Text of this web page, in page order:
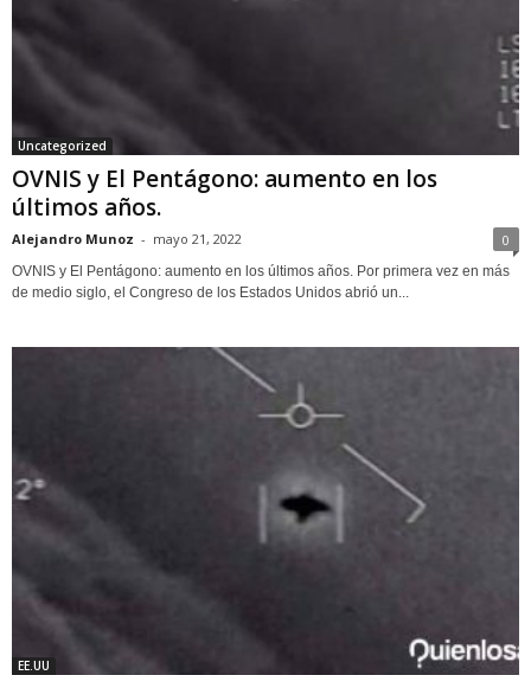
Uncategorized
OVNIS y El Pentágono: aumento en los
últimos años.
Alejandro Munoz - mayo 21, 2022 0
OVNIS y El Pentágono: aumento en los últimos años. Por primera vez en más
de medio siglo, el Congreso de los Estados Unidos abrió un...
EE.UU